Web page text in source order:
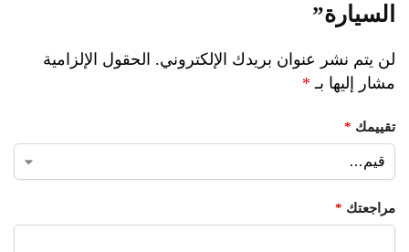
السيارة”
لن يتم نشر عنوان بريدك الإلكتروني. الحقول الإلزامية
مشار إليها بـ *
تقييمك *
مراجعتك *